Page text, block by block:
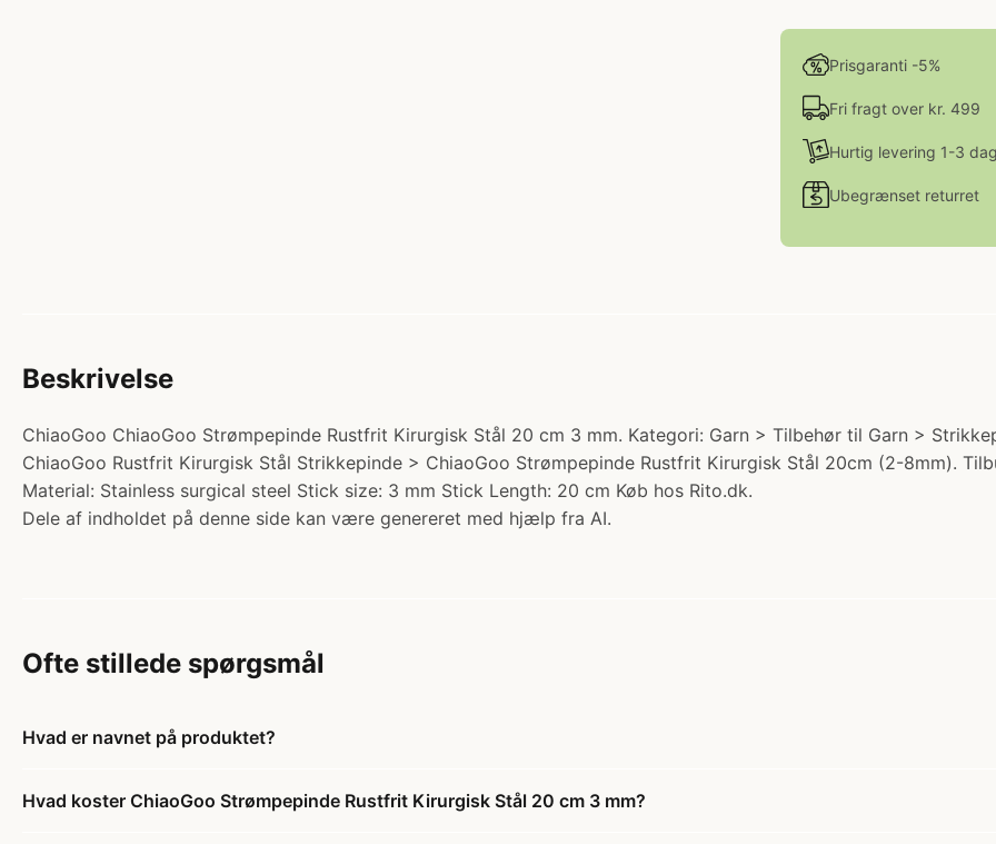
Prisgaranti -5%
Fri fragt over kr. 499
Hurtig levering 1-3
Ubegrænset returret
Beskrivelse
ChiaoGoo ChiaoGoo Strømpepinde Rustfrit Kirurgisk Stål 20 cm 3 mm. Kategori: Garn > Tilbehør til Garn >
ChiaoGoo Rustfrit Kirurgisk Stål Strikkepinde > ChiaoGoo Strømpepinde Rustfrit Kirurgisk Stål 20cm (2-8mm).
Material: Stainless surgical steel Stick size: 3 mm Stick Length: 20 cm Køb hos Rito.dk.
Dele af indholdet på denne side kan være genereret med hjælp fra AI.
Ofte stillede spørgsmål
Hvad er navnet på produktet?
Hvad koster ChiaoGoo Strømpepinde Rustfrit Kirurgisk Stål 20 cm 3 mm?